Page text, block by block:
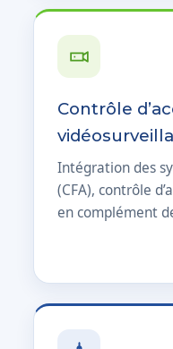
Contrôle
Intégration des
(CFA), contrôle
en complément